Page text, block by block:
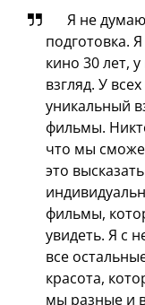
Я не
подготовка.
кино 30 лет,
взгляд. У
уникальный
фильмы.
что мы
это
фильмы,
увидеть. Я с
все
красота,
мы разные и